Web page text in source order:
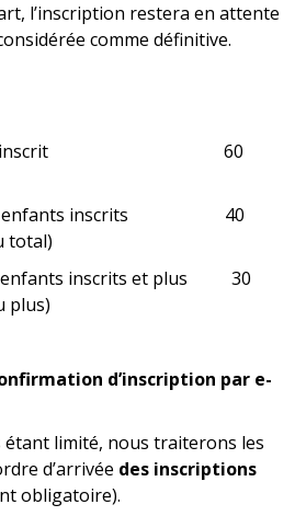
l’inscription restera en attente
comme définitive.
enfant inscrit 60
enfants inscrits 40
total)
enfants inscrits et plus 30
plus)
d’inscription par e-
étant limité, nous traiterons les
d’arrivée des inscriptions
obligatoire).